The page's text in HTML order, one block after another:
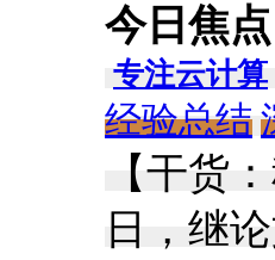
今日焦
专注云计算
经验总结
【干货
日，继